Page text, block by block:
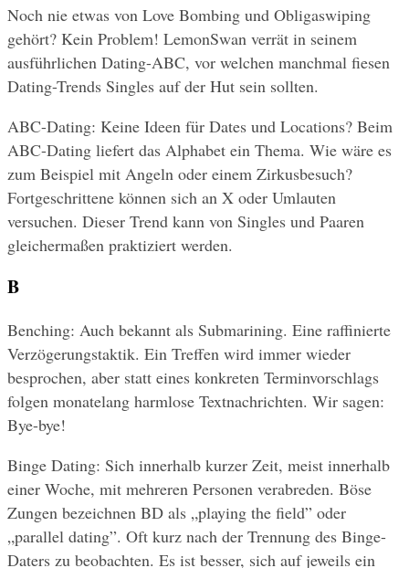
Noch nie etwas von Love Bombing und Obligaswiping
gehört? Kein Problem! LemonSwan verrät in seinem
ausführlichen Dating-ABC, vor welchen manchmal fiesen
Dating-Trends Singles auf der Hut sein sollten.
ABC-Dating: Keine Ideen für Dates und Locations? Beim
ABC-Dating liefert das Alphabet ein Thema. Wie wäre es
zum Beispiel mit Angeln oder einem Zirkusbesuch?
Fortgeschrittene können sich an X oder Umlauten
versuchen. Dieser Trend kann von Singles und Paaren
gleichermaßen praktiziert werden.
B
Benching: Auch bekannt als Submarining. Eine raffinierte
Verzögerungstaktik. Ein Treffen wird immer wieder
besprochen, aber statt eines konkreten Terminvorschlags
folgen monatelang harmlose Textnachrichten. Wir sagen:
Bye-bye!
Binge Dating: Sich innerhalb kurzer Zeit, meist innerhalb
einer Woche, mit mehreren Personen verabreden. Böse
Zungen bezeichnen BD als „playing the field” oder
„parallel dating”. Oft kurz nach der Trennung des Binge-
Daters zu beobachten. Es ist besser, sich auf jeweils ein